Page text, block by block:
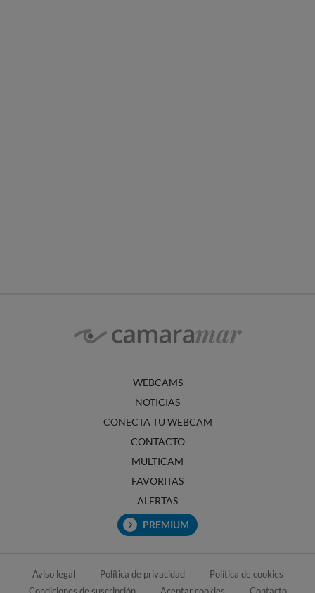
WEBCAMS
NOTICIAS
CONECTA TU WEBCAM
CONTACTO
MULTICAM
FAVORITAS
ALERTAS
PREMIUM
Aviso legal Política de privacidad
Política de cookies